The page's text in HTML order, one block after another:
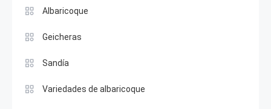
Albaricoque
Geicheras
Sandía
Variedades de albaricoque